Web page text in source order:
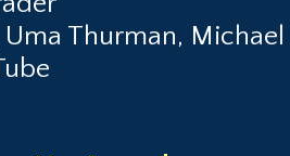
Uma Thurman,